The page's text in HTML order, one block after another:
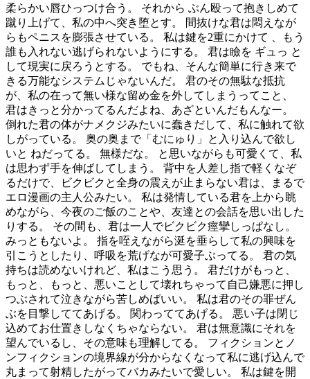
柔らかい唇ひっつけ合う。 それから ぶん殴って抱きしめて
蹴り上げて、私の中へ突き堕とす。 間抜けな君は悶えなが
らもペニスを膨張させている。 私は鍵を2重にかけて 、もう
誰も入れない逃げられないようにする。 君は瞼を ギュっ と
して現実に戻ろうとする。 でもね、そんな簡単に行き来で
きる万能なシステムじゃないんだ。 君のその無駄な抵抗
が、私の在って無い様な留め金を外してしまうってこと、
君はきっと分かってるんだよね、あざといんだもんなー。
倒れた君の体がナメクジみたいに蠢きだして、私に触れて欲
しがっている。 奥の奥まで「むにゅり」と入り込んで欲し
いと ねだってる。 無様だな。 と思いながらも可愛くて、私
は思わず手を伸ばしてしまう。 背中を人差し指で軽くなぞ
るだけで、ビクビクと全身の震えが止まらない君は、まるで
エロ漫画の主人公みたい。 私は発情している君を上から眺
めながら、今夜のご飯のことや、友達との会話を思い出した
りする。 その間も、君は一人でビクビク痙攣しっぱなし。
みっともないよ。 指を咥えながら涎を垂らして私の興味を
引こうとしたり、呼吸を荒げなが可愛子ぶってる。 君の気
持ちは読めないけれど、私はこう思う。 君だけがもっと、
もっと、もっと、悪いことして壊れちゃって自己嫌悪に押し
つぶされて泣きながら苦しめばいい。 私は君のその罪ぜん
ぶを目撃しててあげる。 関わっててあげる。 悪い子は閉じ
込めてお仕置きしなくちゃならない。 君は無意識にそれを
望んでいるし、その意味も理解してる。 フィクションとノ
ンフィクションの境界線が分からなくなって私に逃げ込んで
丸まって射精したがってバカみたいで愛しい。 私は鍵を開